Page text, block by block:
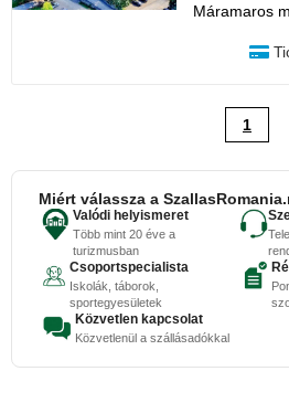
Máramaros
1
Miért válassza a
Valódi helyismeret
Több mint 20 éve a
turizmusban
Csoportspecialista
Iskolák, táborok,
sportegyesületek
Közvetlen kapcsolat
Közvetlenül a szállásadókkal